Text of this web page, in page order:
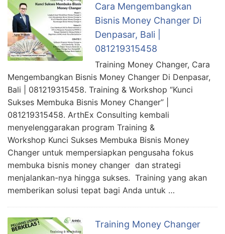
Cara Mengembangkan
Bisnis Money Changer Di
Denpasar, Bali |
081219315458
Training Money Changer, Cara
Mengembangkan Bisnis Money Changer Di Denpasar,
Bali | 081219315458. Training & Workshop “Kunci
Sukses Membuka Bisnis Money Changer” |
081219315458. ArthEx Consulting kembali
menyelenggarakan program Training &
Workshop Kunci Sukses Membuka Bisnis Money
Changer untuk mempersiapkan pengusaha fokus
membuka bisnis money changer dan strategi
menjalankan-nya hingga sukses. Training yang akan
memberikan solusi tepat bagi Anda untuk …
Training Money Changer